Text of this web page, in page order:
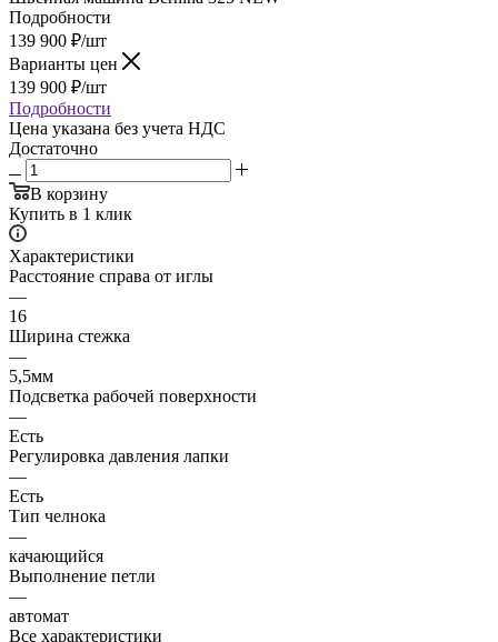
Подробности
139 900 ₽/шт
Варианты цен
139 900 ₽/шт
Подробности
Цена указана без учета НДС
Достаточно
В корзину
Купить в 1 клик
Характеристики
Расстояние справа от иглы
—
16
Ширина стежка
—
5,5мм
Подсветка рабочей поверхности
—
Есть
Регулировка давления лапки
—
Есть
Тип челнока
—
качающийся
Выполнение петли
—
автомат
Все характеристики